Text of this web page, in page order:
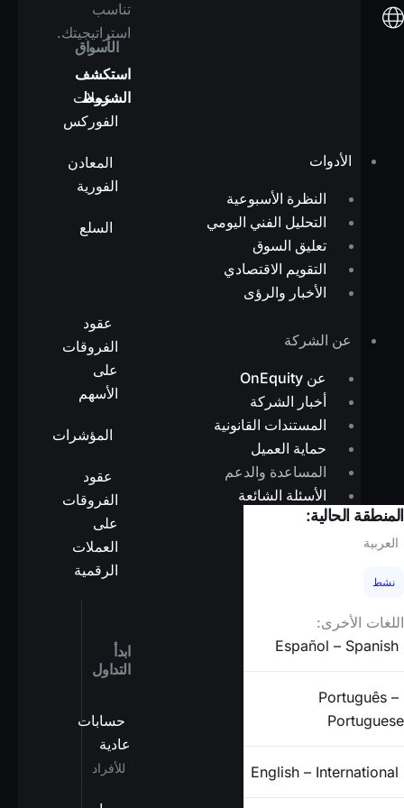
تناسب
استراتيجيتك.
استكشف
الشروط
الأدوات
النظرة الأسبوعية
التحليل الفني اليومي
تعليق السوق
التقويم الاقتصادي
الأخبار والرؤى
عن الشركة
عن OnEquity
أخبار الشركة
المستندات القانونية
حماية العميل
المساعدة والدعم
الأسئلة الشائعة
الأسواق
عملات
الفوركس
المعادن
الفورية
السلع
عقود
الفروقات
على
الأسهم
المؤشرات
عقود
الفروقات
على
العملات
الرقمية
ابدأ
التداول
حسابات
عادية
للأفراد
المنطقة الحالية:
العربية
نشط
اللغات الأخرى:
Español – Spanish
Português –
Portuguese
English – International